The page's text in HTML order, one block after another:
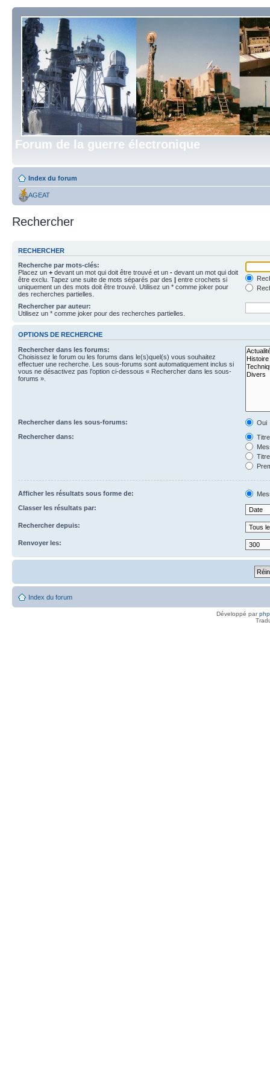
Forum de la guerre électronique
Index du forum
AGEAT
Rechercher
RECHERCHER
Recherche par mots-clés:
Placez un + devant un mot qui doit être trouvé et un - devant un mot qui doit
être exclu. Tapez une suite de mots séparés par des | entre crochets si
uniquement un des mots doit être trouvé. Utilisez un * comme joker pour
des recherches partielles.
Rechercher par auteur:
Utilisez un * comme joker pour des recherches partielles.
OPTIONS DE RECHERCHE
Rechercher dans les forums:
Choisissez le forum ou les forums dans le(s)quel(s) vous souhaitez
effectuer une recherche. Les sous-forums sont automatiquement inclus si
vous ne désactivez pas l’option ci-dessous « Rechercher dans les sous-
forums ».
Rechercher dans les sous-forums:
Oui
Rechercher dans:
Afficher les résultats sous forme de:
Classer les résultats par:
Rechercher depuis:
Renvoyer les:
Index du forum
Développé par